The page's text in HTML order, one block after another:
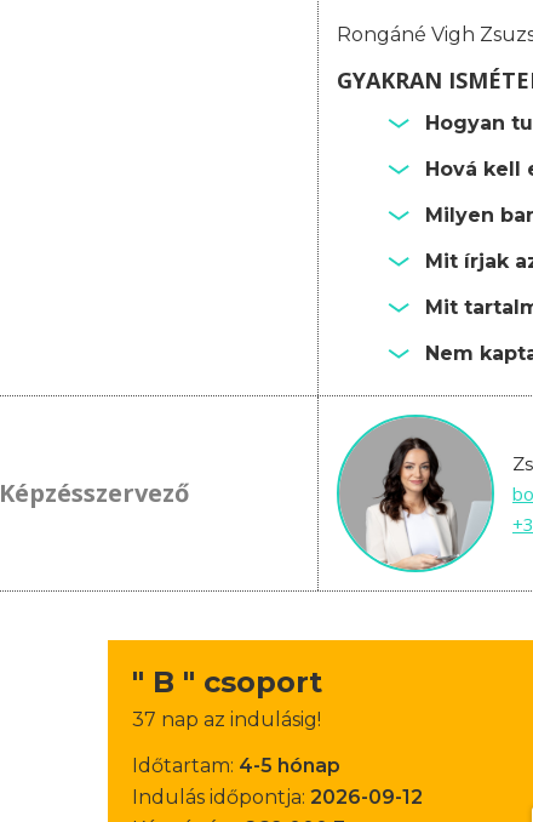
Rongáné Vigh
GYAKRAN
Hogyan
Hová kell
Milyen
Mit írjak
Mit
Nem
Képzésszervező
" B " csoport
37 nap az indulásig!
Időtartam: 4-5 hónap
Indulás időpontja: 2026-09-12